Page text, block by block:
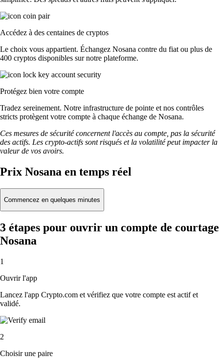
Accédez à des centaines de cryptos
Le choix vous appartient. Échangez Nosana contre du fiat ou plus de
400 cryptos disponibles sur notre plateforme.
Protégez bien votre compte
Tradez sereinement. Notre infrastructure de pointe et nos contrôles
stricts protègent votre compte à chaque échange de Nosana.
Ces mesures de sécurité concernent l'accès au compte, pas la sécurité
des actifs. Les crypto-actifs sont risqués et la volatilité peut impacter la
valeur de vos avoirs.
Prix Nosana en temps réel
Commencez en quelques minutes
3 étapes pour ouvrir un compte de courtage
Nosana
1
Ouvrir l'app
Lancez l'app Crypto.com et vérifiez que votre compte est actif et
validé.
2
Choisir une paire